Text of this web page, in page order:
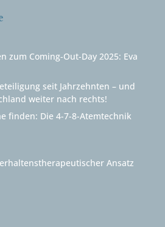
zum Coming-Out-Day 2025: Eva
seit Jahrzehnten – und
weiter nach rechts!
finden: Die 4-7-8-Atemtechnik
Ansatz